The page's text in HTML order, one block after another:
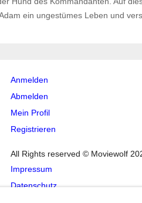
ein ungestümes Leben und
Anmelden
Abmelden
Mein Profil
Registrieren
All Rights reserved © Moviewolf
Impressum
Datenschutz